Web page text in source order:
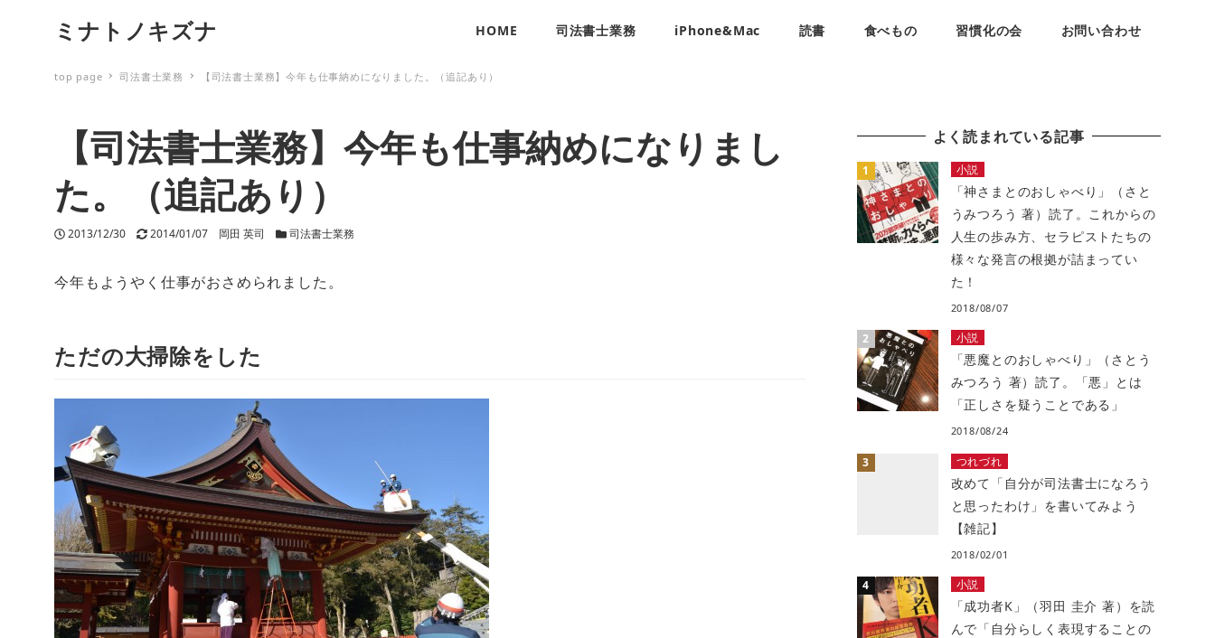
ミナトノキズナ HOME 司法書士業務 iPhone&Mac 読書 食べもの 習慣化の会 お問い合わせ
top page 司法書士業務 【司法書士業務】今年も仕事納めになりました。（追記あり）
【司法書士業務】今年も仕事納めになりまし
た。（追記あり）
投稿日
2013/12/30 更新日
2014/01/07 著者
岡田 英司 カテゴリー
司法書士業務
今年もようやく仕事がおさめられました。
ただの大掃除をした
よく読まれている記事
小説
「神さまとのおしゃべり」（さと
うみつろう 著）読了。これからの
人生の歩み方、セラピストたちの
様々な発言の根拠が詰まってい
た！
2018/08/07
小説
「悪魔とのおしゃべり」（さとう
みつろう 著）読了。「悪」とは
「正しさを疑うことである」
2018/08/24
つれづれ
改めて「自分が司法書士になろう
と思ったわけ」を書いてみよう
【雑記】
2018/02/01
小説
「成功者K」（羽田 圭介 著）を読
んで「自分らしく表現することの